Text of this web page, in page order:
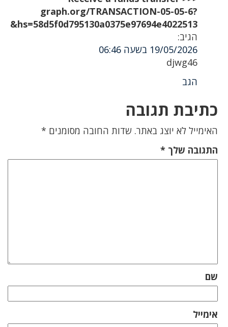
graph.org/TRANSACTION-05-05-6?
hs=58d5f0d795130a0375e97694e4022513&
הגיב:
19/05/2026 בשעה 06:46
djwg46
הגב
כתיבת תגובה
האימייל לא יוצג באתר. שדות החובה מסומנים *
התגובה שלך *
שם
אימייל